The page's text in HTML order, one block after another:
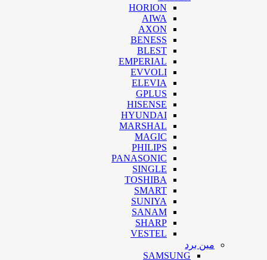
HORION
AIWA
AXON
BENESS
BLEST
EMPERIAL
EVVOLI
ELEVIA
GPLUS
HISENSE
HYUNDAI
MARSHAL
MAGIC
PHILIPS
PANASONIC
SINGLE
TOSHIBA
SMART
SUNIYA
SANAM
SHARP
VESTEL
مین برد
SAMSUNG